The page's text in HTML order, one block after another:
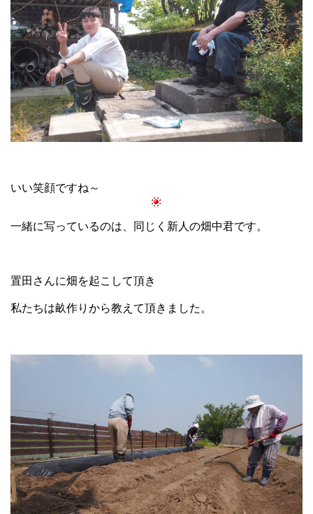
いい笑顔ですね～
一緒に写っているのは、同じく新人の畑中君です。
置田さんに畑を起こして頂き
私たちは畝作りから教えて頂きました。